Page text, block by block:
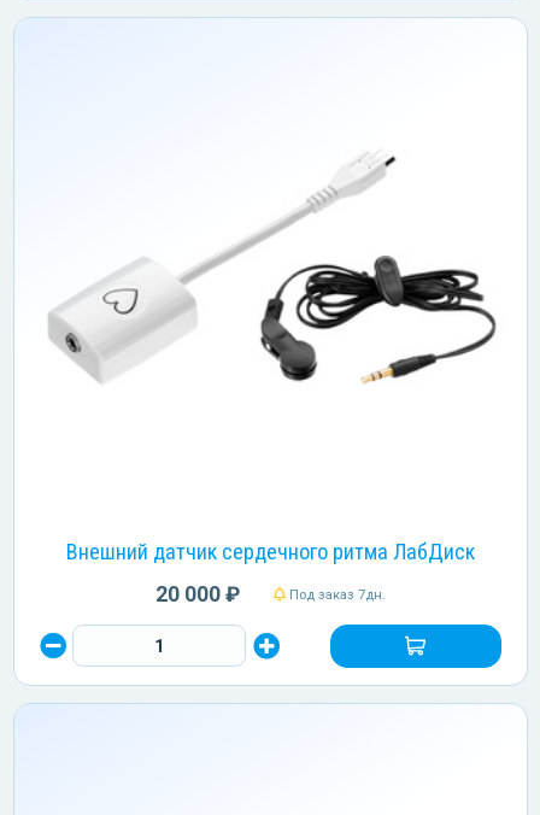
Внешний датчик сердечного ритма ЛабДиск
20 000 ₽ Под заказ 7дн.